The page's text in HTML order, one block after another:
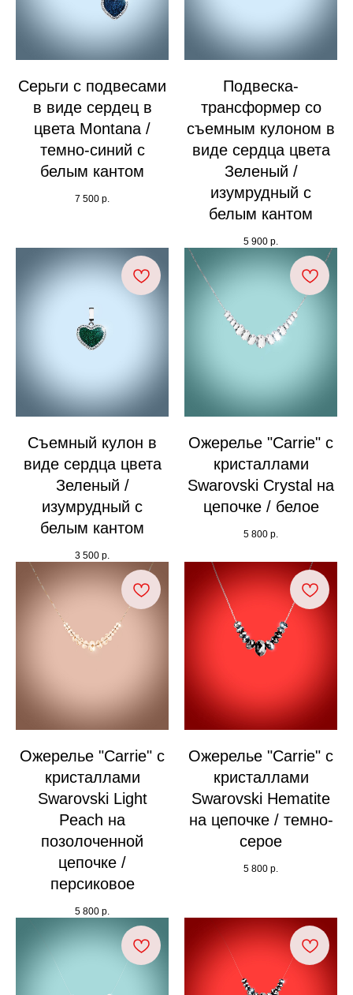
Серьги с подвесами
в виде сердец в
цвета Montana /
темно-синий с
белым кантом
7 500 р.
Подвеска-
трансформер со
съемным кулоном в
виде сердца цвета
Зеленый /
изумрудный с
белым кантом
5 900 р.
Съемный кулон в
виде сердца цвета
Зеленый /
изумрудный с
белым кантом
3 500 р.
Ожерелье "Carrie" с
кристаллами
Swarovski Crystal на
цепочке / белое
5 800 р.
Ожерелье "Carrie" с
кристаллами
Swarovski Light
Peach на
позолоченной
цепочке /
персиковое
5 800 р.
Ожерелье "Carrie" с
кристаллами
Swarovski Hematite
на цепочке / темно-
серое
5 800 р.